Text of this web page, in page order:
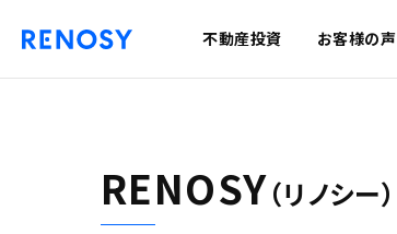
不動産投資 お客様の声
RENOSY（リノシー）